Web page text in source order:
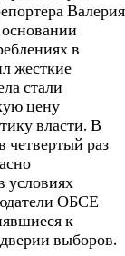
Валерия
в
жесткие
стали
цену
власти. В
четвертый раз
условиях
ОБСЕ
к
выборов.